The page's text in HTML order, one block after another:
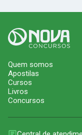
Quem somos
Apostilas
Cursos
Livros
Concursos